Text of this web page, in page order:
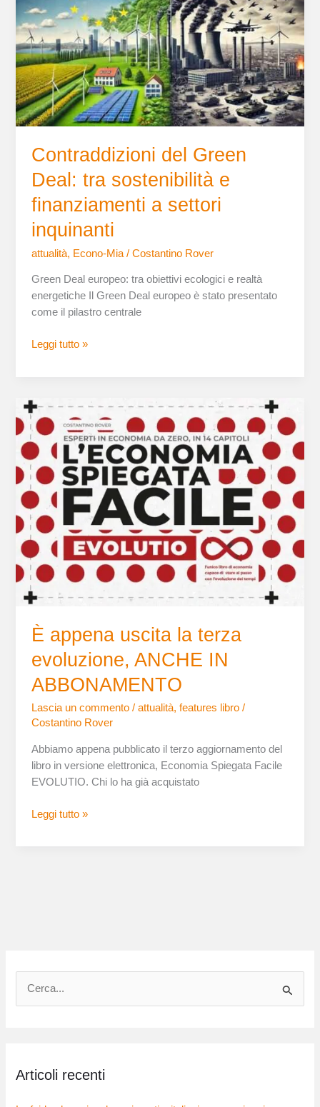
Contraddizioni del Green
Deal: tra sostenibilità e
finanziamenti a settori
inquinanti
attualità, Econo-Mia /Costantino Rover
Green Deal europeo: tra obiettivi ecologici e realtà
energetiche Il Green Deal europeo è stato presentato
come il pilastro centrale
Deal:
tra
sostenibilità
e
finanziamenti
a
settori
Leggi tutto »
È appena uscita la terza
evoluzione, ANCHE IN
ABBONAMENTO
Lascia un commento /attualità,features libro /
Costantino Rover
Abbiamo appena pubblicato il terzo aggiornamento del
libro in versione elettronica, Economia Spiegata Facile
EVOLUTIO. Chi lo ha già acquistato
È
appena
uscita
la
terza
evoluzione,
ANCHE
IN
ABBONAMENTO
Leggi tutto »
a
Articoli recenti